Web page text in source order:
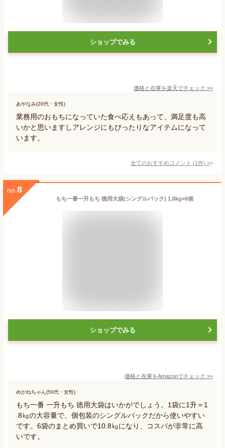
ショップでみる
価格と在庫を楽天でチェック >>
あやなみ(20代・女性)
業務用のおもちになっていた食べ応えもあって、満足度も高
いかと思いますしアレンジにもぴったりなアイテムになって
います。
全てのおすすめコメント (1件) >
no. 8
もち一番一升もち 徳用大袋(シングルパック) 1.8kg×6個
ショップでみる
価格と在庫をAmazonでチェック >>
めがねちゃん(50代・女性)
もち一番 一升もち 徳用大袋はいかがでしょう。1袋に1升＝1
.8㎏の大容量で、個包装のシングルパックだから使いやすい
です。6袋のまとめ買いで10.8㎏になり、コスパが非常に高
いです。